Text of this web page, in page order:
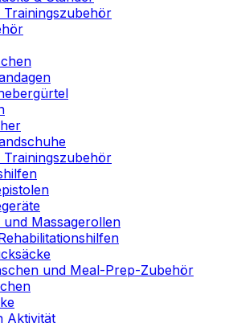
Trainingszubehör
Trainingszubehör
und Massagerollen
und Meal-Prep-Zubehör
Aktivität